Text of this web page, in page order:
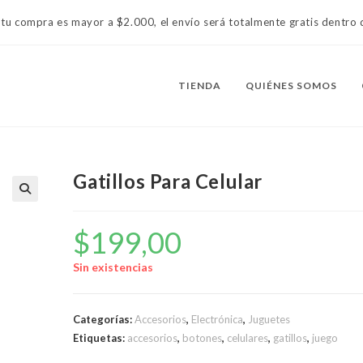
compra es mayor a $2.000, el envío será totalmente gratis dentro
TIENDA QUIÉNES SOMOS
Gatillos Para Celular
$199,00
Sin existencias
Categorías:Accesorios, Electrónica, Juguetes
Etiquetas: accesorios, botones, celulares, gatillos, juego